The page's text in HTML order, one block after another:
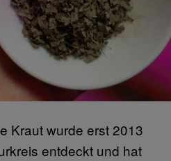
Kraut wurde erst 2013
entdeckt und hat